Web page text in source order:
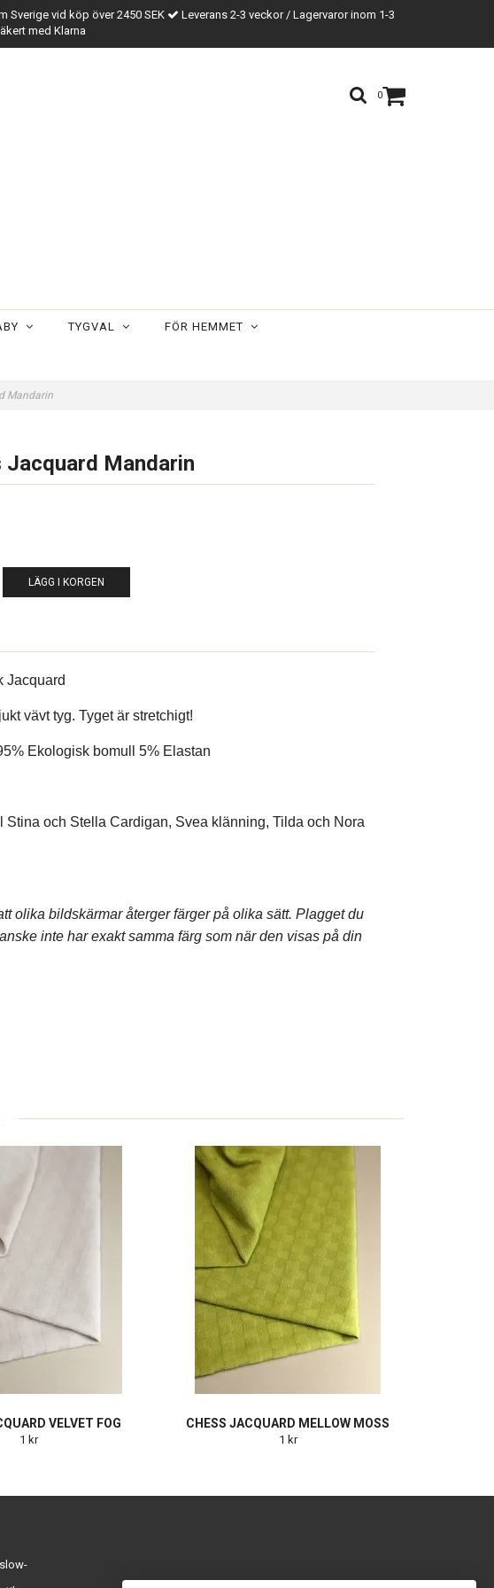
Sverige vid köp över 2450 SEK
Leverans 2-3 veckor / Lagervaror inom 1-3
med Klarna
0
TYGVAL FÖR HEMMET
Mandarin
Jacquard Mandarin
LÄGG I KORGEN
Jacquard
vävt tyg. Tyget är stretchigt!
Ekologisk bomull 5% Elastan
Stina och Stella Cardigan, Svea klänning, Tilda och Nora
olika bildskärmar återger färger på olika sätt. Plagget du
inte har exakt samma färg som när den visas på din
VELVET FOG
1 kr
CHESS JACQUARD MELLOW MOSS
1 kr